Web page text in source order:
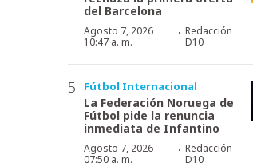
del Barcelona
Agosto 7, 2026
10:47 a. m.
· Redacción
D10
Fútbol Internacional
La Federación Noruega de
Fútbol pide la renuncia
inmediata de Infantino
Agosto 7, 2026
07:50 a. m.
· Redacción
D10